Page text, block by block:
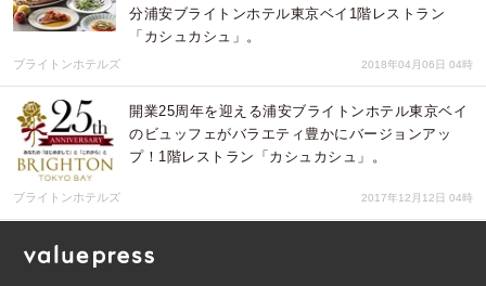
分浦安ブライトンホテル東京ベイ1階レストラン
「カシュカシュ」。
ブライトンホテルズ 2018年04月06日 04時
開業25周年を迎える浦安ブライトンホテル東京ベイ
のビュッフェがバラエティ豊かにバージョンアッ
プ！1階レストラン「カシュカシュ」。
ブライトンホテルズ 2017年12月12日 04時